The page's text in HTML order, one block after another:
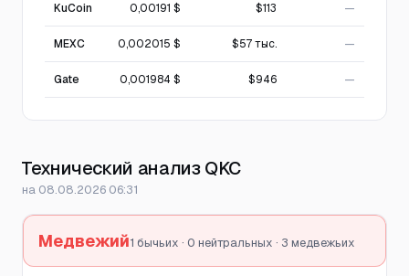
KuCoin 0,00191 $ $113 —
MEXC 0,002015 $ $57 тыс. —
Gate 0,001984 $ $946 —
Технический анализ QKC
на 08.08.2026 06:31
Медвежий1 бычьих · 0 нейтральных · 3 медвежьих